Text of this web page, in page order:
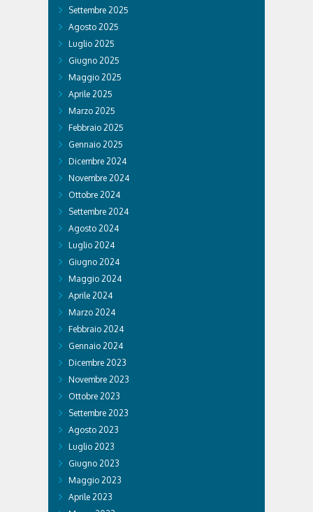
Settembre 2025
Agosto 2025
Luglio 2025
Giugno 2025
Maggio 2025
Aprile 2025
Marzo 2025
Febbraio 2025
Gennaio 2025
Dicembre 2024
Novembre 2024
Ottobre 2024
Settembre 2024
Agosto 2024
Luglio 2024
Giugno 2024
Maggio 2024
Aprile 2024
Marzo 2024
Febbraio 2024
Gennaio 2024
Dicembre 2023
Novembre 2023
Ottobre 2023
Settembre 2023
Agosto 2023
Luglio 2023
Giugno 2023
Maggio 2023
Aprile 2023